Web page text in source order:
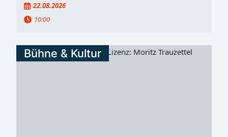
22.08.2026
10:00
Bühne & Kultur